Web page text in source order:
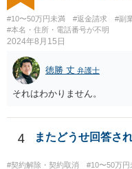
#10〜50万円未満 #返金請求 #副
#本名・住所・電話番号が不明
2024年8月15日
徳勝 丈 弁護士
それはわかりません。
4 またどうせ回答さ
#契約解除・契約取消 #10〜50万円